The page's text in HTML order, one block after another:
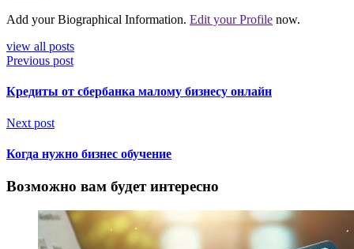
Add your Biographical Information. Edit your Profile now.
view all posts
Previous post
Кредиты от сбербанка малому бизнесу онлайн
Next post
Когда нужно бизнес обучение
Возможно вам будет интересно